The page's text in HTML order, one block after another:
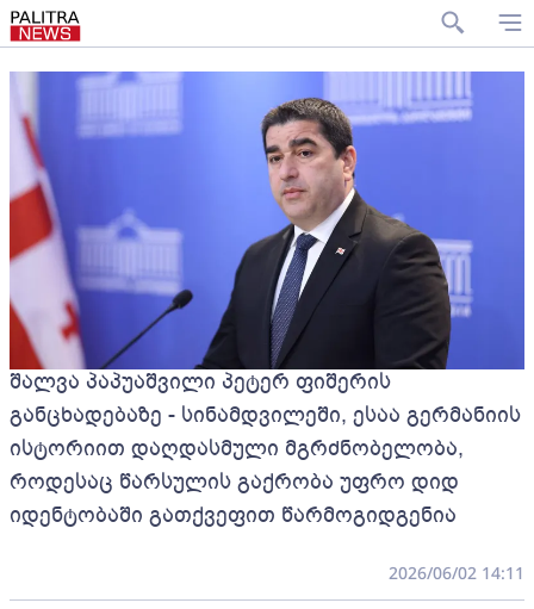
შალვა პაპუაშვილი პეტერ ფიშერის
განცხადებაზე - სინამდვილეში, ესაა გერმანიის
ისტორიით დაღდასმული მგრძნობელობა,
როდესაც წარსულის გაქრობა უფრო დიდ
იდენტობაში გათქვეფით წარმოგიდგენია
2026/06/02 14:11